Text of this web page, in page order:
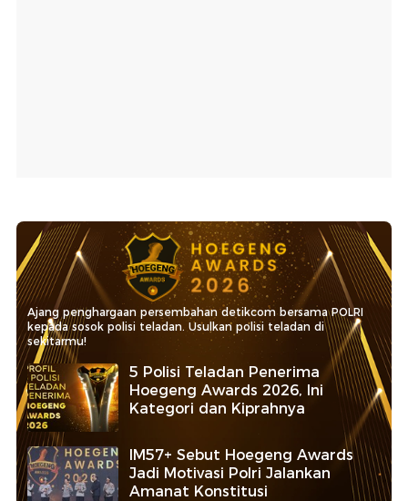
Ajang penghargaan persembahan detikcom bersama POLRI
kepada sosok polisi teladan. Usulkan polisi teladan di
sekitarmu!
5 Polisi Teladan Penerima
Hoegeng Awards 2026, Ini
Kategori dan Kiprahnya
IM57+ Sebut Hoegeng Awards
Jadi Motivasi Polri Jalankan
Amanat Konstitusi